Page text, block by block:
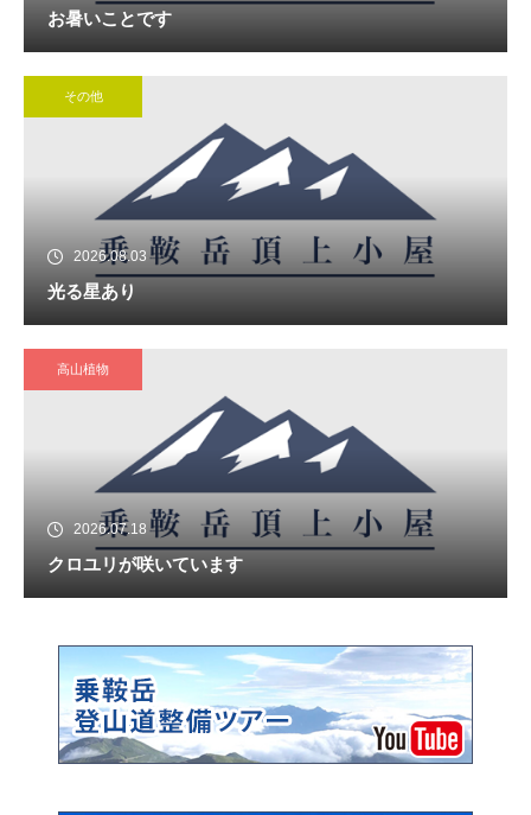
お暑いことです
その他
2026.08.03
光る星あり
高山植物
2026.07.18
クロユリが咲いています